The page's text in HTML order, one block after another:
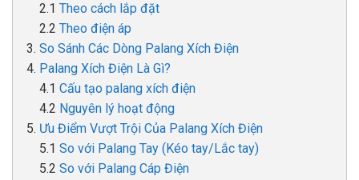
Theo cách lắp đặt
Theo điện áp
So Sánh Các Dòng Palang Xích Điện
Palang Xích Điện Là Gì?
Cấu tạo palang xích điện
Nguyên lý hoạt động
Ưu Điểm Vượt Trội Của Palang Xích Điện
So với Palang Tay (Kéo tay/Lắc tay)
So với Palang Cáp Điện